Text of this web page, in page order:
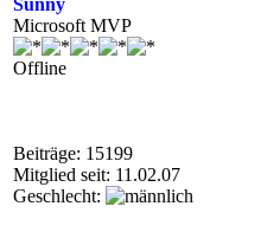
Sunny
Microsoft MVP
Offline
Beiträge: 15199
Mitglied seit: 11.02.07
Geschlecht: